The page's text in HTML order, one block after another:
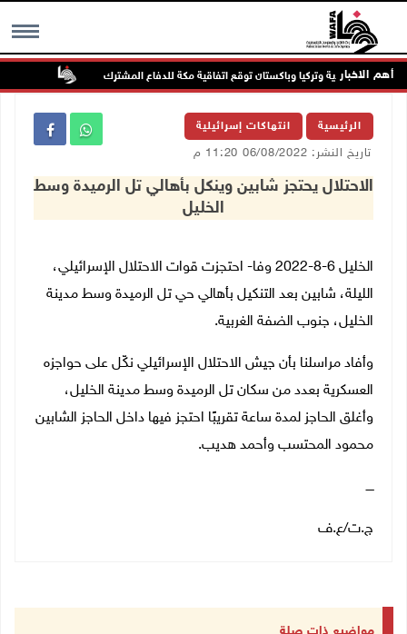
MENU أهم الاخبار
السعودية وتركيا وباكستان توقع اتفاقية مكة للدفاع المشترك
الرئيسية انتهاكات إسرائيلية
تاريخ النشر: 06/08/2022 11:20 م
الاحتلال يحتجز شابين وينكل بأهالي تل الرميدة وسط
الخليل
الخليل 6-8-2022 وفا- احتجزت قوات الاحتلال الإسرائيلي،
الليلة، شابين بعد التنكيل بأهالي حي تل الرميدة وسط مدينة
الخليل، جنوب الضفة الغربية.
وأفاد مراسلنا بأن جيش الاحتلال الإسرائيلي نكّل على حواجزه
العسكرية بعدد من سكان تل الرميدة وسط مدينة الخليل،
وأغلق الحاجز لمدة ساعة تقريبًا احتجز فيها داخل الحاجز الشابين
محمود المحتسب وأحمد هديب.
ــــ
ج.ت/ع.ف